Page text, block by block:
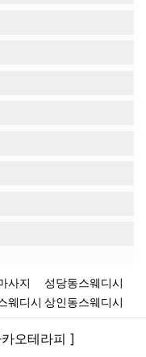
사지
성당동스웨디시
웨디시 상인동스웨디시
오테라피 ]